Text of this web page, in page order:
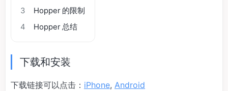
3
Hopper 的限制
4
Hopper 总结
下载和安装
下载链接可以点击： iPhone, Android